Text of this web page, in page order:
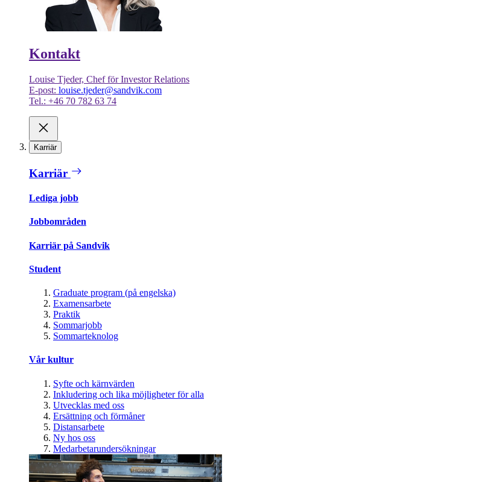
Kontakt
Louise Tjeder, Chef för Investor Relations
E-post: louise.tjeder@sandvik.com
Tel.: +46 70 782 63 74
Karriär
Karriär
Lediga jobb
Jobbområden
Karriär på Sandvik
Student
Graduate program (på engelska)
Examensarbete
Praktik
Sommarjobb
Sommarteknolog
Vår kultur
Syfte och kärnvärden
Inkludering och lika möjligheter för alla
Utvecklas med oss
Ersättning och förmåner
Distansarbete
Ny hos oss
Medarbetarundersökningar